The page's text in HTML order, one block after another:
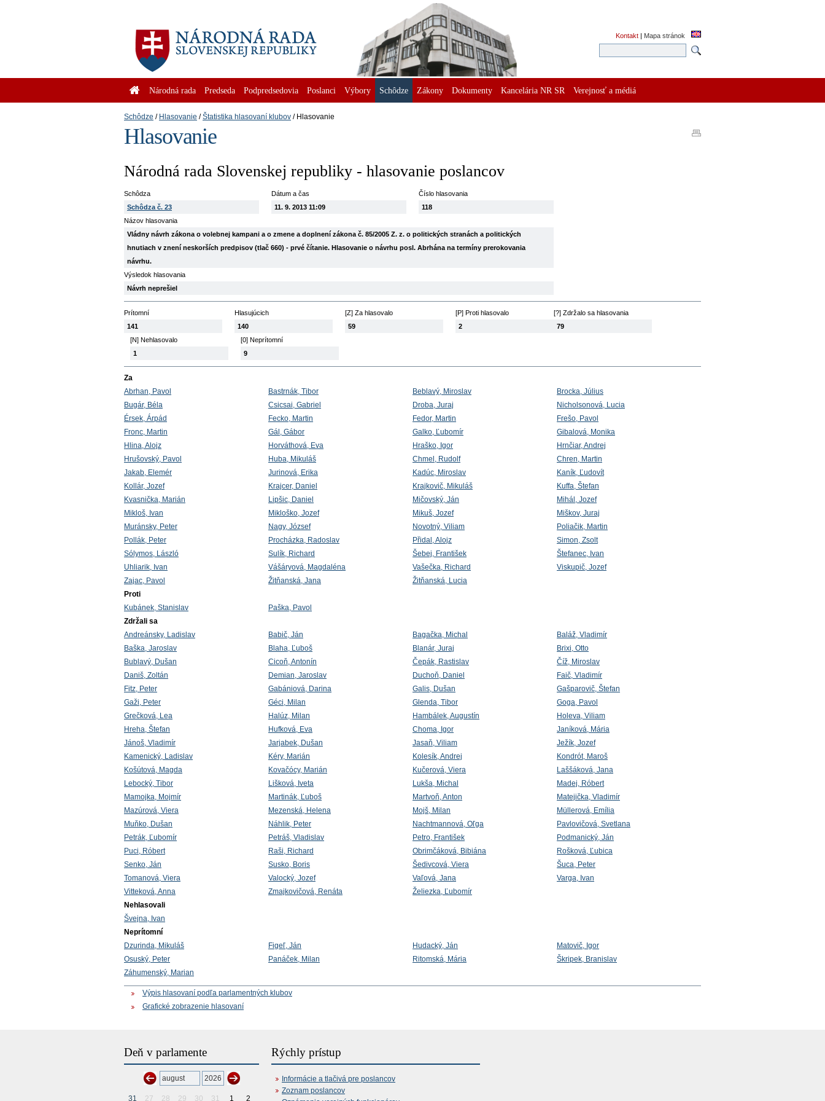
Kontakt | Mapa stránok
Národná rada Predseda Podpredsedovia Poslanci Výbory Schôdze Zákony Dokumenty Kancelária NR SR Verejnosť a médiá
Schôdze Hlasovanie Štatistika hlasovaní klubov Hlasovanie
Hlasovanie
Národná rada Slovenskej republiky - hlasovanie poslancov
Schôdza
Schôdza č. 23
Dátum a čas
11. 9. 2013 11:09
Číslo hlasovania
118
Názov hlasovania
Vládny návrh zákona o volebnej kampani a o zmene a doplnení zákona č. 85/2005 Z. z. o politických stranách a politických
hnutiach v znení neskorších predpisov (tlač 660) - prvé čítanie. Hlasovanie o návrhu posl. Abrhána na termíny prerokovania
návrhu.
Výsledok hlasovania
Návrh neprešiel
Prítomní
141
Hlasujúcich
140
[Z] Za hlasovalo
59
[P] Proti hlasovalo
2
[?] Zdržalo sa hlasovania
79
[N] Nehlasovalo
1
[0] Neprítomní
9
Za
Abrhan, Pavol
Bastrnák, Tibor Beblavý, Miroslav
Brocka, Július
Bugár, Béla
Csicsai, Gabriel Droba, Juraj
Nicholsonová, Lucia
Érsek, Árpád
Fecko, Martin Fedor, Martin
Frešo, Pavol
Fronc, Martin
Gál, Gábor Galko, Ľubomír
Gibalová, Monika
Hlina, Alojz
Horváthová, Eva Hraško, Igor
Hrnčiar, Andrej
Hrušovský, Pavol
Huba, Mikuláš Chmel, Rudolf
Chren, Martin
Jakab, Elemér
Jurinová, Erika Kadúc, Miroslav
Kaník, Ľudovít
Kollár, Jozef
Krajcer, Daniel Krajkovič, Mikuláš
Kuffa, Štefan
Kvasnička, Marián
Lipšic, Daniel Mičovský, Ján
Mihál, Jozef
Mikloš, Ivan
Mikloško, Jozef Mikuš, Jozef
Miškov, Juraj
Muránsky, Peter
Nagy, József Novotný, Viliam
Poliačik, Martin
Pollák, Peter
Procházka, Radoslav Přidal, Alojz
Simon, Zsolt
Sólymos, László
Sulík, Richard Šebej, František
Štefanec, Ivan
Uhliarik, Ivan
Vášáryová, Magdaléna Vašečka, Richard
Viskupič, Jozef
Zajac, Pavol
Žitňanská, Jana
Žitňanská, Lucia
Proti
Kubánek, Stanislav
Paška, Pavol
Zdržali sa
Andreánsky, Ladislav
Babič, Ján Bagačka, Michal
Baláž, Vladimír
Baška, Jaroslav
Blaha, Ľuboš Blanár, Juraj
Brixi, Otto
Bublavý, Dušan
Cicoň, Antonín Čepák, Rastislav
Číž, Miroslav
Daniš, Zoltán
Demian, Jaroslav Duchoň, Daniel
Faič, Vladimír
Fitz, Peter
Gabániová, Darina Galis, Dušan
Gašparovič, Štefan
Gaži, Peter
Géci, Milan Glenda, Tibor
Goga, Pavol
Grečková, Lea
Halúz, Milan Hambálek, Augustín
Holeva, Viliam
Hreha, Štefan
Hufková, Eva Choma, Igor
Janíková, Mária
Jánoš, Vladimír
Jarjabek, Dušan Jasaň, Viliam
Ježík, Jozef
Kamenický, Ladislav
Kéry, Marián Kolesík, Andrej
Kondrót, Maroš
Košútová, Magda
Kovačócy, Marián Kučerová, Viera
Laššáková, Jana
Lebocký, Tibor
Lišková, Iveta Lukša, Michal
Madej, Róbert
Mamojka, Mojmír
Martinák, Ľuboš Martvoň, Anton
Matejička, Vladimír
Mazúrová, Viera
Mezenská, Helena Mojš, Milan
Müllerová, Emília
Muňko, Dušan
Náhlik, Peter Nachtmannová, Oľga
Pavlovičová, Svetlana
Petrák, Ľubomír
Petráš, Vladislav Petro, František
Podmanický, Ján
Puci, Róbert
Raši, Richard Obrimčáková, Bibiána
Rošková, Ľubica
Senko, Ján
Susko, Boris Šedivcová, Viera
Šuca, Peter
Tomanová, Viera
Valocký, Jozef Vaľová, Jana
Varga, Ivan
Vitteková, Anna
Zmajkovičová, Renáta
Želiezka, Ľubomír
Nehlasovali
Švejna, Ivan
Neprítomní
Dzurinda, Mikuláš
Figeľ, Ján Hudacký, Ján
Matovič, Igor
Osuský, Peter
Panáček, Milan Ritomská, Mária
Škripek, Branislav
Záhumenský, Marian
Výpis hlasovaní podľa parlamentných klubov
Grafické zobrazenie hlasovaní
Deň v parlamente
31 27 28 29 30 31 1 2
Rýchly prístup
Informácie a tlačivá pre poslancov
Zoznam poslancov